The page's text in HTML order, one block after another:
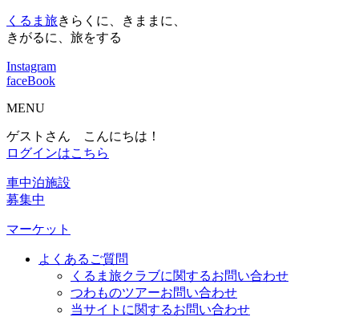
くるま旅きらくに、きままに、
きがるに、旅をする
Instagram
faceBook
MENU
ゲストさん こんにちは！
ログインはこちら
車中泊施設
募集中
マーケット
よくあるご質問
くるま旅クラブに関するお問い合わせ
つわものツアーお問い合わせ
当サイトに関するお問い合わせ